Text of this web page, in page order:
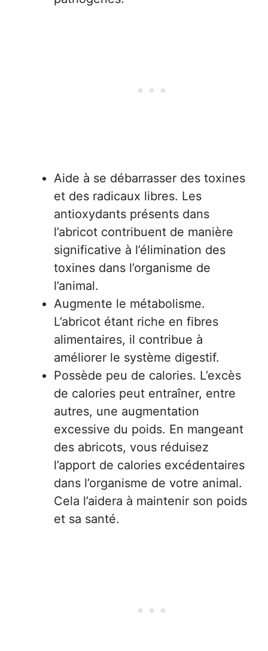
Aide à se débarrasser des toxines
et des radicaux libres. Les
antioxydants présents dans
l’abricot contribuent de manière
significative à l’élimination des
toxines dans l’organisme de
l’animal.
Augmente le métabolisme.
L’abricot étant riche en fibres
alimentaires, il contribue à
améliorer le système digestif.
Possède peu de calories. L’excès
de calories peut entraîner, entre
autres, une augmentation
excessive du poids. En mangeant
des abricots, vous réduisez
l’apport de calories excédentaires
dans l’organisme de votre animal.
Cela l’aidera à maintenir son poids
et sa santé.